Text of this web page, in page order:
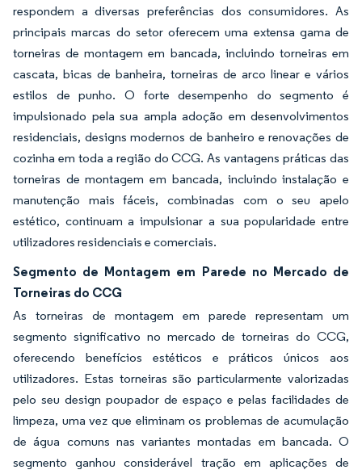
respondem a diversas preferências dos consumidores. As
principais marcas do setor oferecem uma extensa gama de
torneiras de montagem em bancada, incluindo torneiras em
cascata, bicas de banheira, torneiras de arco linear e vários
estilos de punho. O forte desempenho do segmento é
impulsionado pela sua ampla adoção em desenvolvimentos
residenciais, designs modernos de banheiro e renovações de
cozinha em toda a região do CCG. As vantagens práticas das
torneiras de montagem em bancada, incluindo instalação e
manutenção mais fáceis, combinadas com o seu apelo
estético, continuam a impulsionar a sua popularidade entre
utilizadores residenciais e comerciais.
Segmento de Montagem em Parede no Mercado de
Torneiras do CCG
As torneiras de montagem em parede representam um
segmento significativo no mercado de torneiras do CCG,
oferecendo benefícios estéticos e práticos únicos aos
utilizadores. Estas torneiras são particularmente valorizadas
pelo seu design poupador de espaço e pelas facilidades de
limpeza, uma vez que eliminam os problemas de acumulação
de água comuns nas variantes montadas em bancada. O
segmento ganhou considerável tração em aplicações de